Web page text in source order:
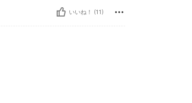
いいね！ (11)